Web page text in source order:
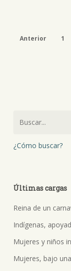
Anterior 1
¿Cómo buscar?
Últimas cargas
Reina de un
Indígenas,
Mujeres y niños
Mujeres, bajo